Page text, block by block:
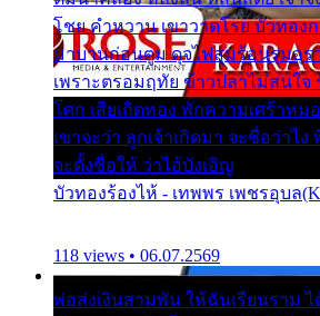
โชย คำหวาน เขาวาดโรย บัวทอง
มาบานก่อนตูม ดุจไฟสุมร้อนรุมอุร
เพราะตรอมฤทัย ข้าวปลาไม่สนใจ
โศก เสียเถิดทอง พักความเศร้าหม
เขาจะว่า ลูกเจ้าเกิดมา จะชื่อว่าไ
จะตั้งชื่อให้ ว่าไอ้บังเอิญ
บัวทองร้องไห้ - เทพพร เพชรอุบล
118 views • 06.07.2569
พ่อส่งเงินสามพัน ให้ฉันเรียนราม